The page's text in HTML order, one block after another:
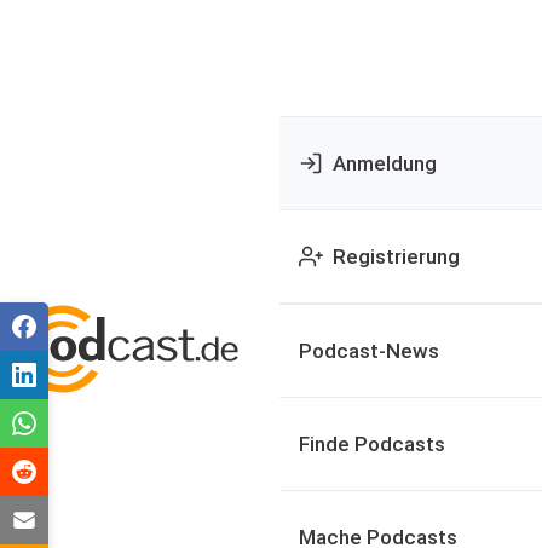
Anmeldung
Registrierung
Podcast-News
Finde Podcasts
Mache Podcasts